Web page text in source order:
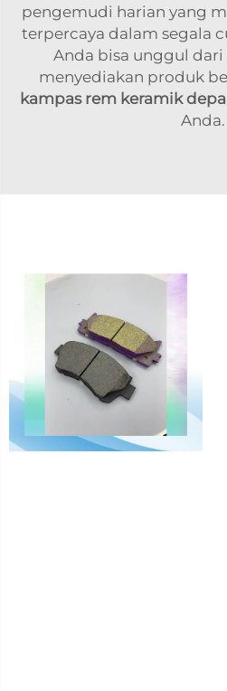
pengemudi harian yang
terpercaya dalam segala
Anda bisa unggul
menyediakan produk
kampas rem keramik
Anda.